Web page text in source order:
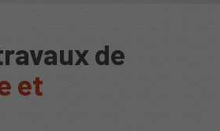
de
et